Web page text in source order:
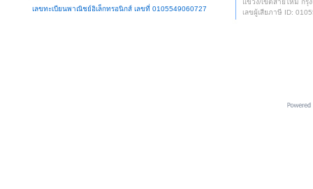
เลขทะเบียนพาณิชย์อิเล็กทรอนิกส์ เลขที่ 0105549060727
แขวง/เขตสายไหม กรุ
เลขผู้เสียภาษี ID: